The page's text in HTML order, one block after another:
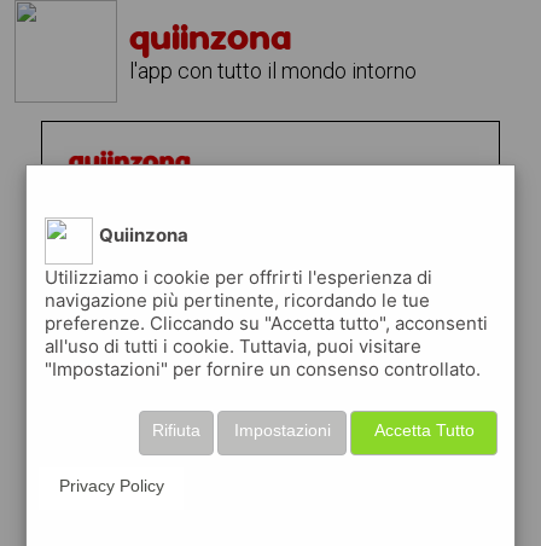
quiinzona
l'app con tutto il mondo intorno
Quiinzona
Utilizziamo i cookie per offrirti l'esperienza di
navigazione più pertinente, ricordando le tue
preferenze. Cliccando su "Accetta tutto", acconsenti
all'uso di tutti i cookie. Tuttavia, puoi visitare
"Impostazioni" per fornire un consenso controllato.
Accetta Tutto
Impostazioni
Rifiuta
Privacy Policy